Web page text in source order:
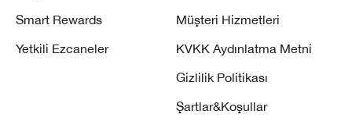
Smart Rewards
Yetkili Ezcaneler
Müşteri Hizmetleri
KVKK Aydınlatma Metni
Gizlilik Politikası
Şartlar&Koşullar